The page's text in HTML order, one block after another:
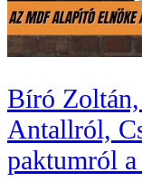
Bíró
Antallról,
paktumról a